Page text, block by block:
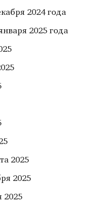
2024 года
2025 года
2025
2025
2025